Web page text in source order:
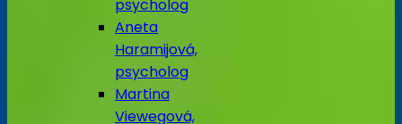
psycholog
Aneta
Haramijová,
psycholog
Martina
Viewegová,